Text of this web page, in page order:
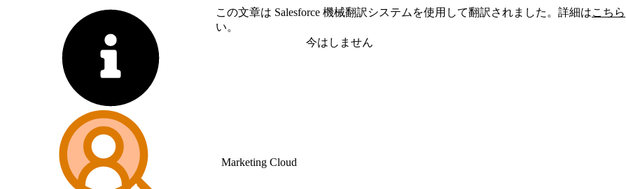
この文章は Salesforce 機械翻訳システムを使用して翻訳されました。詳細はこちら
い。
今はしません
Marketing Cloud